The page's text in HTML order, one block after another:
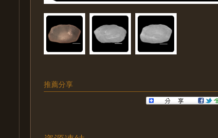
推薦分享